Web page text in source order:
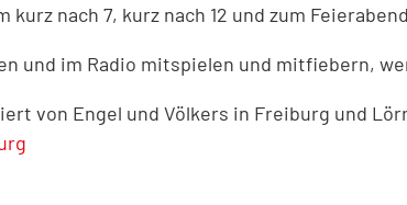
nach 7, kurz nach 12 und zum
und im Radio mitspielen und mitfiebern,
von Engel und Völkers in Freiburg und